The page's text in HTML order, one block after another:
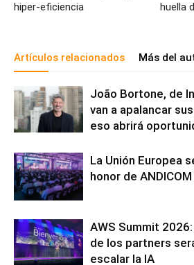
hiper-eficiencia
huella
Artículos relacionados Más del
João Bortone, de
van a apalancar
eso abrirá
La Unión Europea
honor de
AWS Summit
de los partners
escalar la IA